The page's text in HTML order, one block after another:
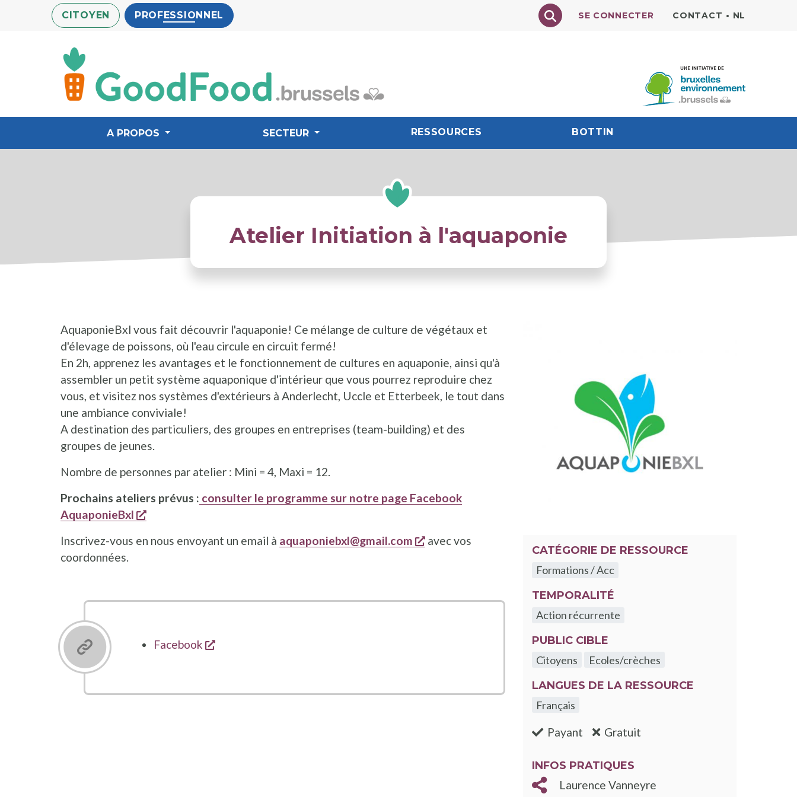
CITOYEN PROFESSIONNEL Texte à rechercher
SE CONNECTER CONTACT • NL
A PROPOS SECTEUR RESSOURCES BOTTIN
Atelier Initiation à l'aquaponie
AquaponieBxl vous fait découvrir l'aquaponie! Ce mélange de culture de végétaux et
d'élevage de poissons, où l'eau circule en circuit fermé!
En 2h, apprenez les avantages et le fonctionnement de cultures en aquaponie, ainsi qu'à
assembler un petit système aquaponique d'intérieur que vous pourrez reproduire chez
vous, et visitez nos systèmes d'extérieurs à Anderlecht, Uccle et Etterbeek, le tout dans
une ambiance conviviale!
A destination des particuliers, des groupes en entreprises (team-building) et des
groupes de jeunes.
Nombre de personnes par atelier : Mini = 4, Maxi = 12.
Prochains ateliers prévus : consulter le programme sur notre page Facebook
AquaponieBxl
s'ouvre dans une nouvelle fenêtre
Inscrivez-vous en nous envoyant un email à aquaponiebxl@gmail.com s'ouvre dans une nouvelle fenêtre
avec vos
coordonnées.
Facebook s'ouvre dans une nouvelle fenêtre
CATÉGORIE DE RESSOURCE
Formations / Acc
TEMPORALITÉ
Action récurrente
PUBLIC CIBLE
Citoyens
Ecoles/crèches
LANGUES DE LA RESSOURCE
Français
Payant :non Gratuit
INFOS PRATIQUES
Laurence Vanneyre